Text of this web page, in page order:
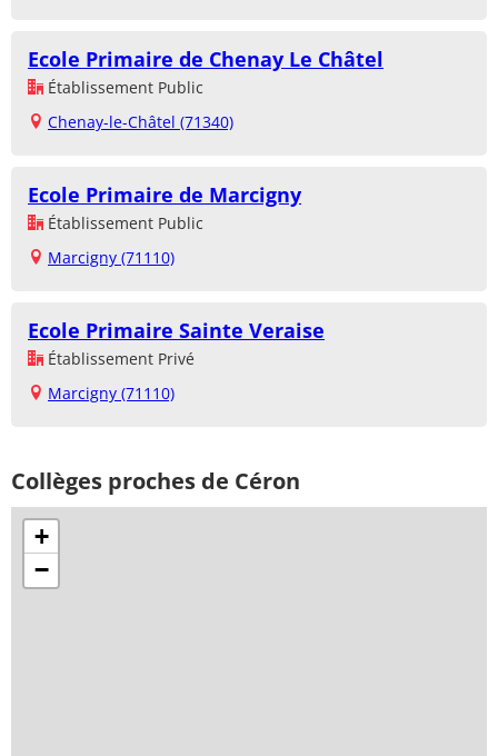
Ecole Primaire de Chenay Le Châtel
Établissement Public
Chenay-le-Châtel (71340)
Ecole Primaire de Marcigny
Établissement Public
Marcigny (71110)
Ecole Primaire Sainte Veraise
Établissement Privé
Marcigny (71110)
Collèges proches de Céron
+
−